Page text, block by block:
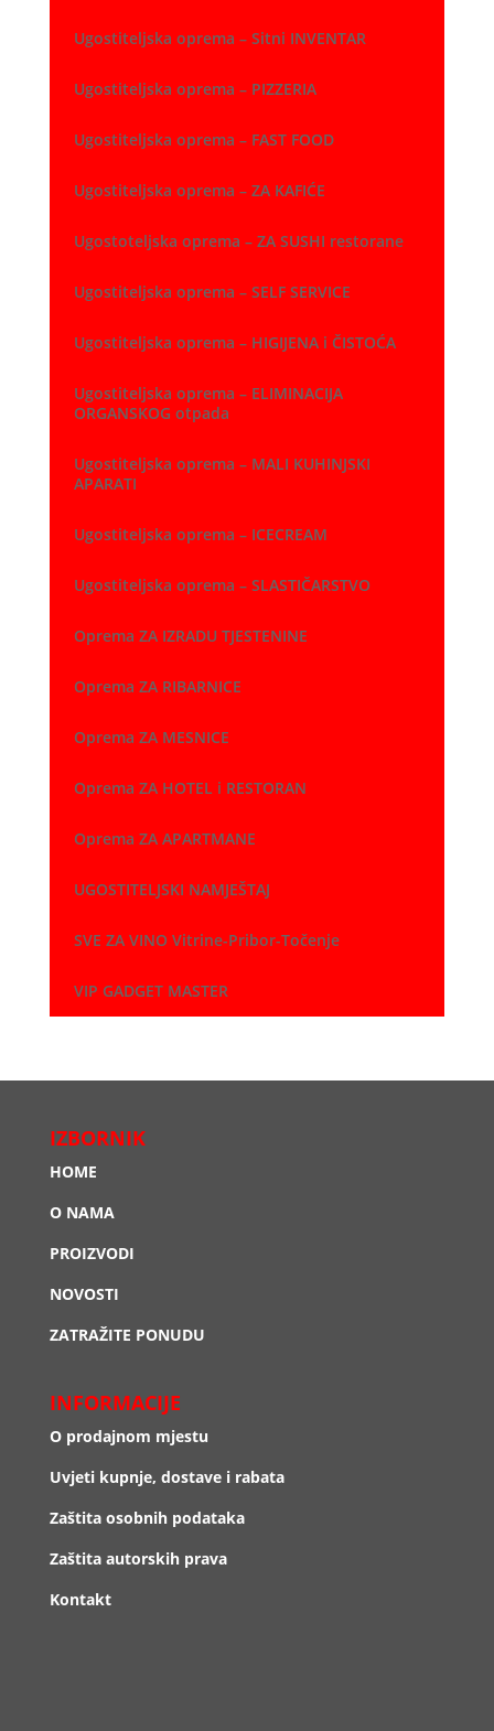
Ugostiteljska oprema – Sitni INVENTAR
Ugostiteljska oprema – PIZZERIA
Ugostiteljska oprema – FAST FOOD
Ugostiteljska oprema – ZA KAFIĆE
Ugostoteljska oprema – ZA SUSHI restorane
Ugostiteljska oprema – SELF SERVICE
Ugostiteljska oprema – HIGIJENA i ČISTOĆA
Ugostiteljska oprema – ELIMINACIJA
ORGANSKOG otpada
Ugostiteljska oprema – MALI KUHINJSKI
APARATI
Ugostiteljska oprema – ICECREAM
Ugostiteljska oprema – SLASTIČARSTVO
Oprema ZA IZRADU TJESTENINE
Oprema ZA RIBARNICE
Oprema ZA MESNICE
Oprema ZA HOTEL i RESTORAN
Oprema ZA APARTMANE
UGOSTITELJSKI NAMJEŠTAJ
SVE ZA VINO Vitrine-Pribor-Točenje
VIP GADGET MASTER
IZBORNIK
HOME
O NAMA
PROIZVODI
NOVOSTI
ZATRAŽITE PONUDU
INFORMACIJE
O prodajnom mjestu
Uvjeti kupnje, dostave i rabata
Zaštita osobnih podataka
Zaštita autorskih prava
Kontakt